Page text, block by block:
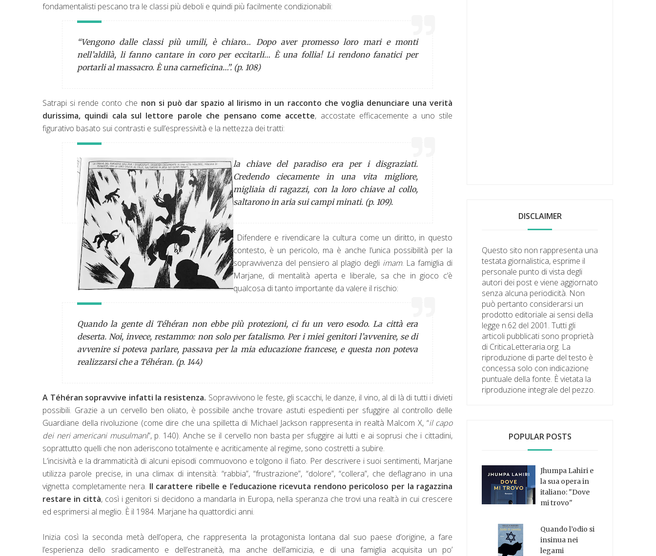
fondamentalisti pescano tra le classi più deboli e quindi più facilmente condizionabili:
“Vengono dalle classi più umili, è chiaro… Dopo aver promesso loro mari e monti
nell’aldilà, li fanno cantare in coro per eccitarli… È una follia! Li rendono fanatici per
portarli al massacro. È una carneficina…”. (p. 108)
Satrapi si rende conto che non si può dar spazio al lirismo in un racconto che voglia denunciare una verità
durissima, quindi cala sul lettore parole che pensano come accette, accostate efficacemente a uno stile
figurativo basato sui contrasti e sull’espressività e la nettezza dei tratti:
la chiave del paradiso era per i disgraziati.
Credendo ciecamente in una vita migliore,
migliaia di ragazzi, con la loro chiave al collo,
saltarono in aria sui campi minati. (p. 109).
Difendere e rivendicare la cultura come un diritto, in questo
contesto, è un pericolo, ma è anche l’unica possibilità per la
sopravvivenza del pensiero al plagio degli imam. La famiglia di
Marjane, di mentalità aperta e liberale, sa che in gioco c’è
qualcosa di tanto importante da valere il rischio:
Quando la gente di Téhéran non ebbe più protezioni, ci fu un vero esodo. La città era
deserta. Noi, invece, restammo: non solo per fatalismo. Per i miei genitori l’avvenire, se di
avvenire si poteva parlare, passava per la mia educazione francese, e questa non poteva
realizzarsi che a Téhéran. (p. 144)
A Téhéran sopravvive infatti la resistenza. Sopravvivono le feste, gli scacchi, le danze, il vino, al di là di tutti i divieti
possibili. Grazie a un cervello ben oliato, è possibile anche trovare astuti espedienti per sfuggire al controllo delle
Guardiane della rivoluzione (come dire che una spilletta di Michael Jackson rappresenta in realtà Malcom X, “il capo
dei neri americani musulmani”, p. 140). Anche se il cervello non basta per sfuggire ai lutti e ai soprusi che i cittadini,
soprattutto quelli che non aderiscono totalmente e acriticamente al regime, sono costretti a subire.
L’incisività e la drammaticità di alcuni episodi commuovono e tolgono il fiato. Per descrivere i suoi sentimenti, Marjane
utilizza parole precise, in una climax di intensità: “rabbia”, “frustrazione”, “dolore”, “collera”, che deflagrano in una
vignetta completamente nera. Il carattere ribelle e l’educazione ricevuta rendono pericoloso per la ragazzina
restare in città, così i genitori si decidono a mandarla in Europa, nella speranza che trovi una realtà in cui crescere
ed esprimersi al meglio. È il 1984. Marjane ha quattordici anni.
Inizia così la seconda metà dell’opera, che rappresenta la protagonista lontana dal suo paese d’origine, a fare
l’esperienza dello sradicamento e dell’estraneità, ma anche dell’amicizia, e di una famiglia acquisita un po’
DISCLAIMER
Questo sito non rappresenta una
testata giornalistica, esprime il
personale punto di vista degli
autori dei post e viene aggiornato
senza alcuna periodicità. Non
può pertanto considerarsi un
prodotto editoriale ai sensi della
legge n.62 del 2001. Tutti gli
articoli pubblicati sono proprietà
di CriticaLetteraria.org. La
riproduzione di parte del testo è
concessa solo con indicazione
puntuale della fonte. È vietata la
riproduzione integrale del pezzo.
POPULAR POSTS
Jhumpa Lahiri e
la sua opera in
italiano: "Dove
mi trovo"
Quando l’odio si
insinua nei
legami